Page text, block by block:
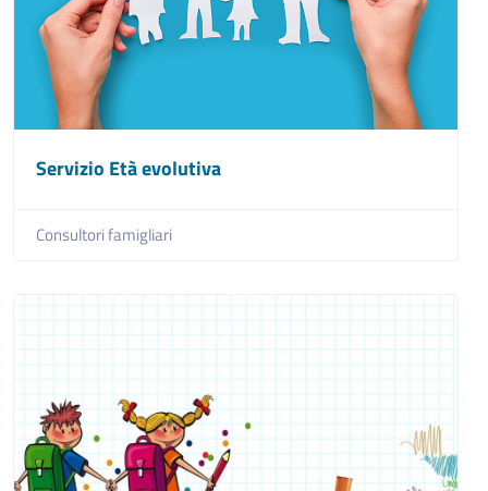
Servizio Età evolutiva
Consultori famigliari